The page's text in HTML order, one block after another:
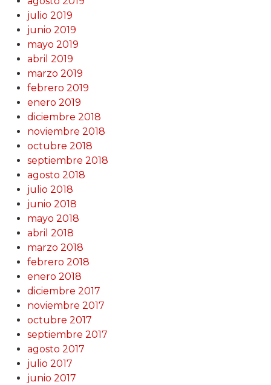
julio 2019
junio 2019
mayo 2019
abril 2019
marzo 2019
febrero 2019
enero 2019
diciembre 2018
noviembre 2018
octubre 2018
septiembre 2018
agosto 2018
julio 2018
junio 2018
mayo 2018
abril 2018
marzo 2018
febrero 2018
enero 2018
diciembre 2017
noviembre 2017
octubre 2017
septiembre 2017
agosto 2017
julio 2017
junio 2017